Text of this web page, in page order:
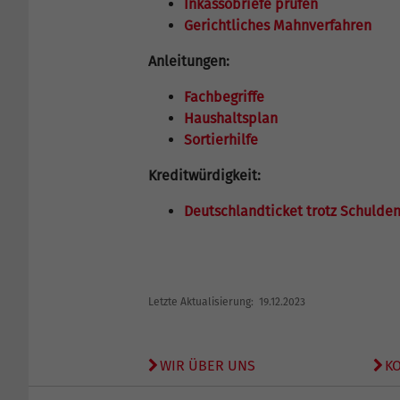
Inkassobriefe prüfen
Gerichtliches Mahnverfahren
Anleitungen:
Fachbegriffe
Haushaltsplan
Sortierhilfe
Kreditwürdigkeit:
Deutschlandticket trotz Schulden
Letzte Aktualisierung: 19.12.2023
WIR ÜBER UNS